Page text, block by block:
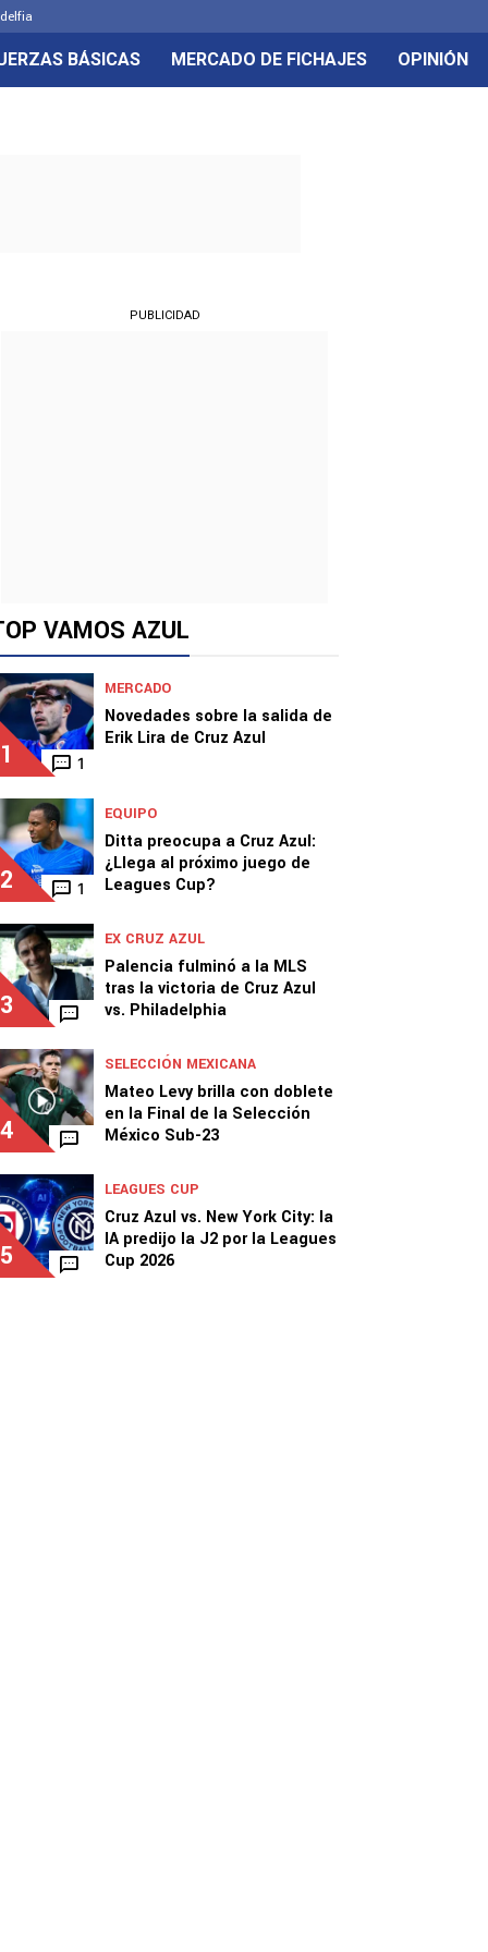
BÁSICAS MERCADO DE FICHAJES OPINIÓN
PUBLICIDAD
VAMOS AZUL
1 1
MERCADO
Novedades sobre la salida de
Erik Lira de Cruz Azul
2 1
EQUIPO
Ditta preocupa a Cruz Azul:
¿Llega al próximo juego de
Leagues Cup?
3
EX CRUZ AZUL
Palencia fulminó a la MLS
tras la victoria de Cruz Azul
vs. Philadelphia
4
SELECCIÓN MEXICANA
Mateo Levy brilla con doblete
en la Final de la Selección
México Sub-23
5
LEAGUES CUP
Cruz Azul vs. New York City: la
IA predijo la J2 por la Leagues
Cup 2026